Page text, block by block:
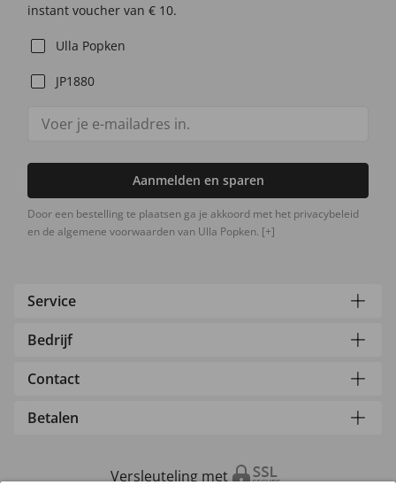
instant voucher van € 10.
Ulla Popken
JP1880
Aanmelden en sparen
Door een bestelling te plaatsen ga je akkoord met het privacybeleid
en de algemene voorwaarden van Ulla Popken. [+]
Service
Bedrijf
Contact
Betalen
Versleuteling met